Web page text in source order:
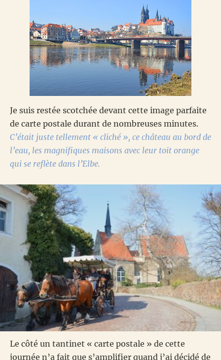
Je suis restée scotchée devant cette image parfaite
de carte postale durant de nombreuses minutes.
C’était juste tellement « cliché », ce château au bord de
l’eau, les magnifiques maisons avec leur toit orange
qui se reflète dans l’Elbe.
Le côté un tantinet « carte postale » de cette
journée n’a fait que s’amplifier quand j’ai décidé de